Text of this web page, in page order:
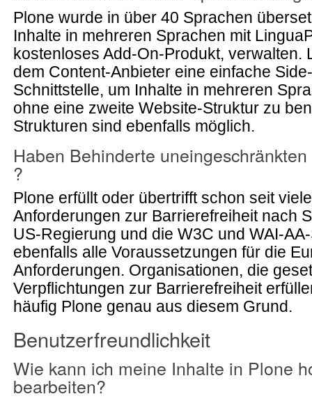
Plone wurde in über 40 Sprachen
Inhalte in mehreren Sprachen mit
kostenloses Add-On-Produkt, verwalten.
dem Content-Anbieter eine einfache
Schnittstelle, um Inhalte in mehreren
ohne eine zweite Website-Struktur zu
Strukturen sind ebenfalls möglich.
Haben Behinderte
?
Plone erfüllt oder übertrifft schon seit
Anforderungen zur Barrierefreiheit nach
US-Regierung und die W3C und WAI-
ebenfalls alle Voraussetzungen für die
Anforderungen. Organisationen, die
Verpflichtungen zur Barrierefreiheit
häufig Plone genau aus diesem Grund.
Benutzerfreundlichkeit
Wie kann ich meine Inhalte in Plone
bearbeiten?